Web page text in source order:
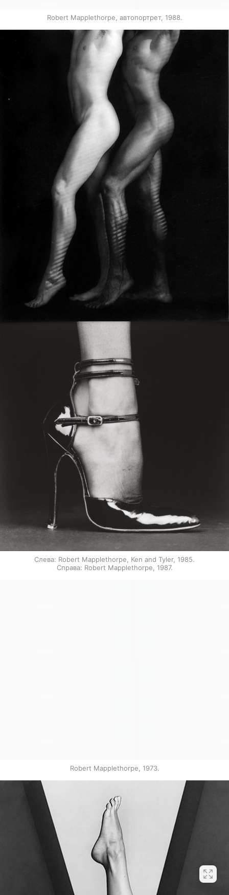
Robert Mapplethorpe, автопортрет, 1988.
Слева: Robert Mapplethorpe, Ken and Tyler, 1985.
Справа: Robert Mapplethorpe, 1987.
Robert Mapplethorpe, 1973.